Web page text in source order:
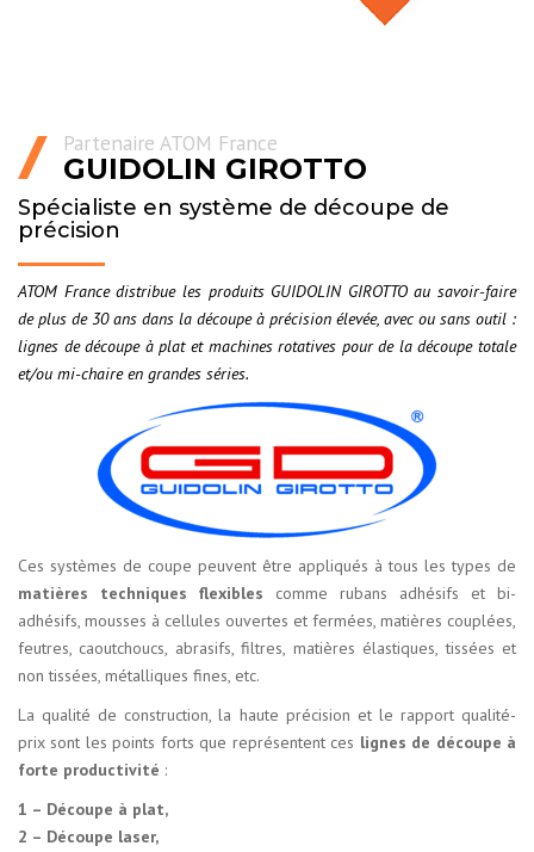
Partenaire ATOM France
GUIDOLIN GIROTTO
Spécialiste en système de découpe de
précision
ATOM France distribue les produits GUIDOLIN GIROTTO au savoir-faire
de plus de 30 ans dans la découpe à précision élevée, avec ou sans outil :
lignes de découpe à plat et machines rotatives pour de la découpe totale
et/ou mi-chaire en grandes séries.
Ces systèmes de coupe peuvent être appliqués à tous les types de
matières techniques flexibles comme rubans adhésifs et bi-
adhésifs, mousses à cellules ouvertes et fermées, matières couplées,
feutres, caoutchoucs, abrasifs, filtres, matières élastiques, tissées et
non tissées, métalliques fines, etc.
La qualité de construction, la haute précision et le rapport qualité-
prix sont les points forts que représentent ces lignes de découpe à
forte productivité :
1 – Découpe à plat,
2 – Découpe laser,